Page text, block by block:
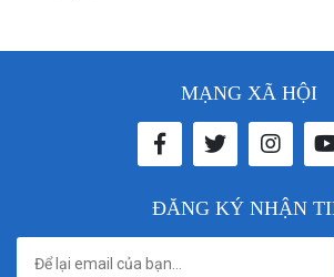
MẠNG XÃ HỘI
ĐĂNG KÝ NHẬN